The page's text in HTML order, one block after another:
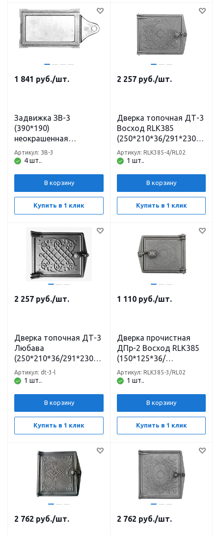
1 841 руб./шт.
Задвижка ЗВ-3
(390*190)
неокрашенная
Балезино
4 шт..
Артикул: ЗВ-3
В корзину
Купить в 1 клик
2 257 руб./шт.
Дверка топочная ДТ-3
Восход RLK385
(250*210*36/291*230*6
7) неокрашенная
Рубцовск
1 шт..
Артикул: RLK385-4/RL02
В корзину
Купить в 1 клик
2 257 руб./шт.
Дверка топочная ДТ-3
Любава
(250*210*36/291*230*6
7) неокрашенная
Рубцовск
1 шт..
Артикул: dt-3-l
В корзину
Купить в 1 клик
1 110 руб./шт.
Дверка прочистная
ДПр-2 Восход RLK385
(150*125*36/
166*145*75)
неокрашенная
1 шт..
Артикул: RLK385-3/RL02
В корзину
Купить в 1 клик
2 762 руб./шт. 2 762 руб./шт.